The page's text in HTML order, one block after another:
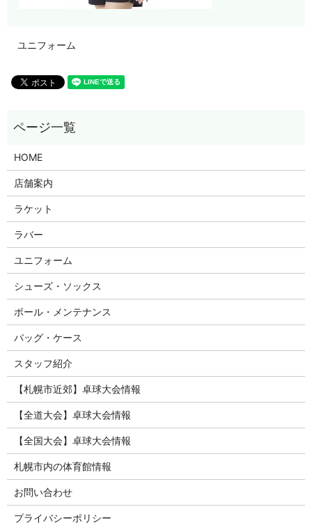
ユニフォーム
HOME
店舗案内
ラケット
ラバー
ユニフォーム
シューズ・ソックス
ボール・メンテナンス
バッグ・ケース
スタッフ紹介
【札幌市近郊】卓球大会情報
【全道大会】卓球大会情報
【全国大会】卓球大会情報
札幌市内の体育館情報
お問い合わせ
プライバシーポリシー